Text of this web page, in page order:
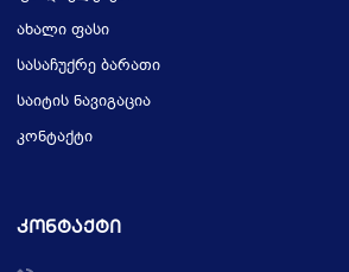
ახალი ფასი
სასაჩუქრე ბარათი
საიტის ნავიგაცია
კონტაქტი
Კონტაქტი